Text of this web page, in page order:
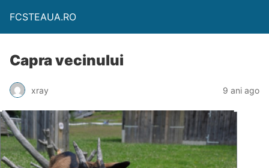
FCSTEAUA.RO
Capra vecinului
xray 9 ani ago